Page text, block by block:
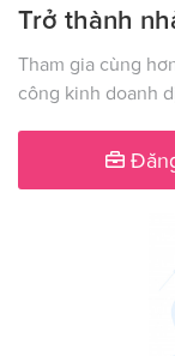
Dịch vụ cưới tại Hà
Dịch vụ cưới tại Điện
Dịch vụ cưới tại
Dịch vụ cưới tại Hà
Dịch vụ cưới tại Hà
Dịch vụ cưới tại Hậu
Dịch vụ cưới tại
Trở thành
Tham gia cùng
công kinh doanh